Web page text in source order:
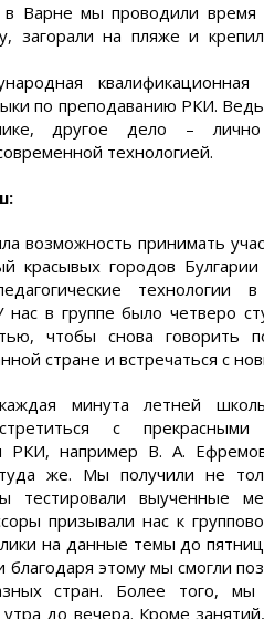
в Варне мы проводили время
загорали на пляже и
по преподаванию РКИ.
другое дело – лично
технологией.
возможность принимать
красывых городов
нас в группе было четверо
чтобы снова говорить
стране и встречаться с
минута летней
с
РКИ, например В. А.
же. Мы получили не
тестировали выученные
призывали нас к
на данные темы до
благодаря этому мы смогли
стран. Более того, мы
утра до вечера. Кроме